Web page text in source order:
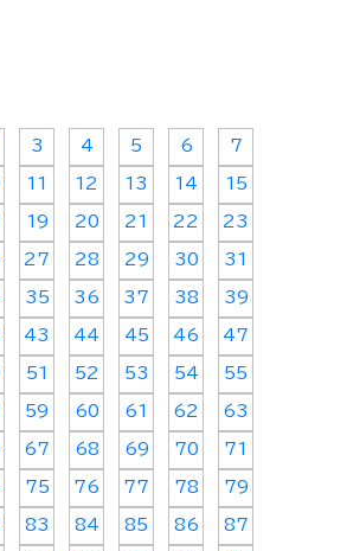
3 4 5 6 7
11 12 13 14 15
19 20 21 22 23
27 28 29 30 31
35 36 37 38 39
43 44 45 46 47
51 52 53 54 55
59 60 61 62 63
67 68 69 70 71
75 76 77 78 79
83 84 85 86 87